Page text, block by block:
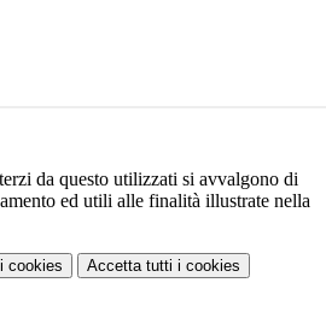
da questo utilizzati si avvalgono di
ed utili alle finalità illustrate nella
i cookies Accetta tutti i cookies